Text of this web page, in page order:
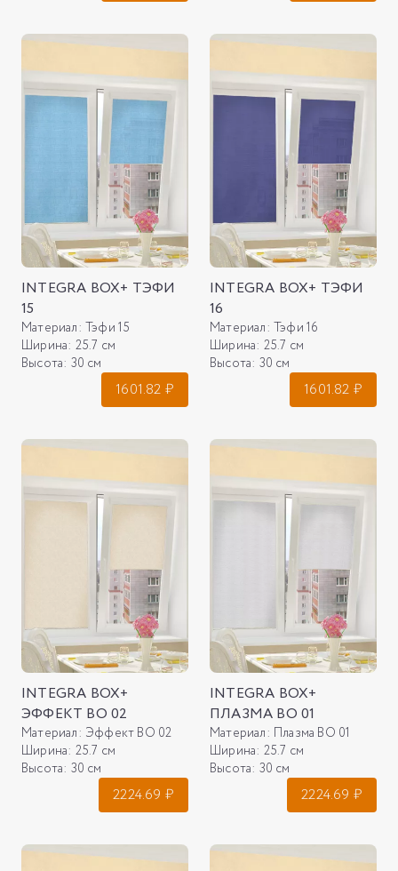
INTEGRA BOX+ ТЭФИ
15
Материал: Тэфи 15
Ширина: 25.7 см
Высота: 30 см
1601.82 ₽
INTEGRA BOX+ ТЭФИ
16
Материал: Тэфи 16
Ширина: 25.7 см
Высота: 30 см
1601.82 ₽
INTEGRA BOX+
ЭФФЕКТ ВО 02
Материал: Эффект ВО 02
Ширина: 25.7 см
Высота: 30 см
2224.69 ₽
INTEGRA BOX+
ПЛАЗМА ВО 01
Материал: Плазма ВО 01
Ширина: 25.7 см
Высота: 30 см
2224.69 ₽